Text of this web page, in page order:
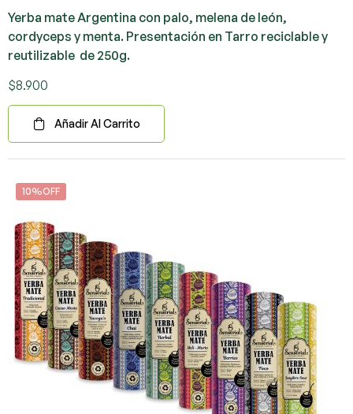
Yerba mate Argentina con palo, melena de león,
cordyceps y menta. Presentación en Tarro reciclable y
reutilizable de 250g.
$8.900
Añadir Al Carrito
10%OFF